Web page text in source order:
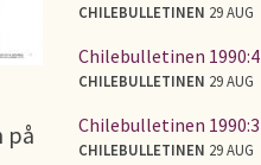
på
CHILEBULLETINEN 29 AUG
Chilebulletinen 1990:4
CHILEBULLETINEN 29 AUG
Chilebulletinen 1990:3
CHILEBULLETINEN 29 AUG